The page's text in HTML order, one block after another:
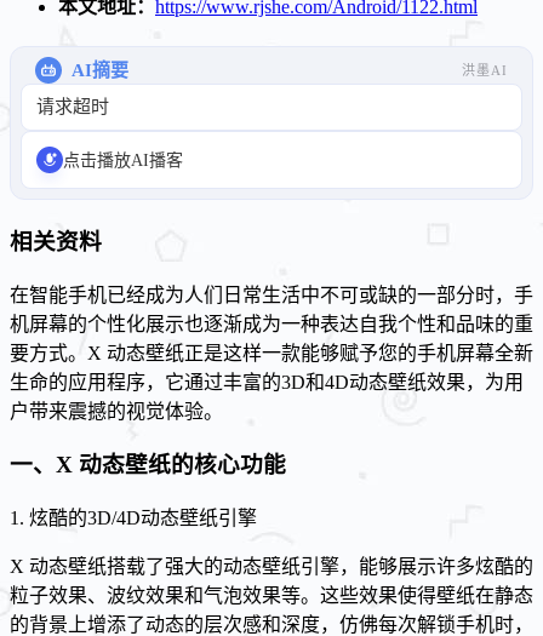
本文地址： https://www.rjshe.com/Android/1122.html
AI摘要 洪墨AI
请求超时
点击播放AI播客
相关资料
在智能手机已经成为人们日常生活中不可或缺的一部分时，手
机屏幕的个性化展示也逐渐成为一种表达自我个性和品味的重
要方式。X 动态壁纸正是这样一款能够赋予您的手机屏幕全新
生命的应用程序，它通过丰富的3D和4D动态壁纸效果，为用
户带来震撼的视觉体验。
一、X 动态壁纸的核心功能
1. 炫酷的3D/4D动态壁纸引擎
X 动态壁纸搭载了强大的动态壁纸引擎，能够展示许多炫酷的
粒子效果、波纹效果和气泡效果等。这些效果使得壁纸在静态
的背景上增添了动态的层次感和深度，仿佛每次解锁手机时，